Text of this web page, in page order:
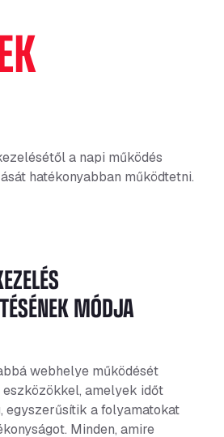
a napi működés
hatékonyabban működtetni.
MÓDJA
webhelye működését
amelyek időt
egyszerűsítik a folyamatokat
Minden, amire